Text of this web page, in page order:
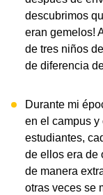
descubrimos
eran gemelos!
de tres niños
de diferencia
Durante mi
en el campus y
estudiantes,
de ellos era de
de manera
otras veces se